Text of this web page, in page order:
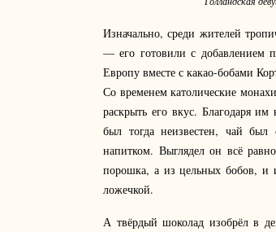
Изначально, среди жителей
— его готовили с добавлением
Европу вместе с какао-бобами
Со временем католические
раскрыть его вкус. Благодаря
был тогда неизвестен, чай
напитком. Выглядел он всё
порошка, а из цельных бобов, и
ложечкой.
А твёрдый шоколад изобрёл в